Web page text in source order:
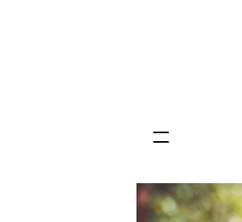
Hopp
innhold